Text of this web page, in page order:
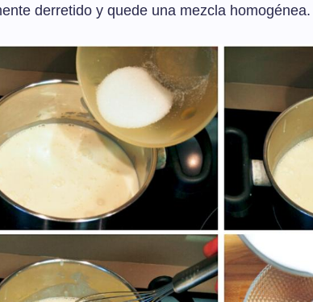
derretido y quede una mezcla homogénea.